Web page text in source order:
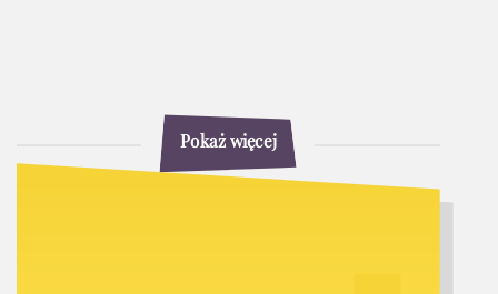
Pokaż więcej